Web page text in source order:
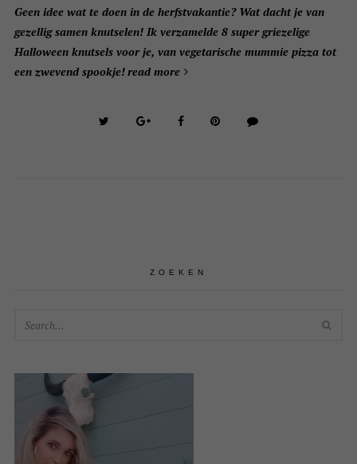
Geen idee wat te doen in de herfstvakantie? Wat dacht je van
gezellig samen knutselen! Ik verzamelde 8 super griezelige
Halloween knutsels voor je, van vegetarische mummie pizza tot
een zwevend spookje!read more
ZOEKEN